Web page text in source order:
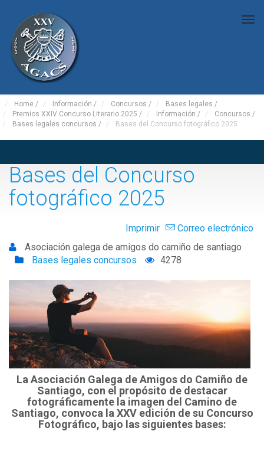
Home / Información / Concursos / Bases legales /
Premios XXIV Concurso Literario 2025 / Información / Concursos /
Bases legales concursos / Bases del Concurso fotográfico 2025
Bases del Concurso
fotográfico 2025
Imprimir
Correo electrónico
Asociación galega de amigos do camiño de santiago
Bases legales concursos
4278
La Asociación Galega de Amigos do Camiño de
Santiago, con el propósito de destacar
fotográficamente la imagen del Camino de
Santiago, convoca la XXV edición de su Concurso
Fotográfico, bajo las siguientes bases: